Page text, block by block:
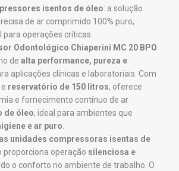
isentos de óleo: a solução
de ar comprimido 100% puro,
operações críticas.
Odontológico Chiaperini MC 20 BPO
de alta performance, pureza e
aplicações clínicas e laboratoriais. Com
e reservatório de 150 litros, oferece
e fornecimento contínuo de ar
de óleo, ideal para ambientes que
e ar puro
unidades compressoras isentas de
proporciona operação silenciosa e
o conforto no ambiente de trabalho. O